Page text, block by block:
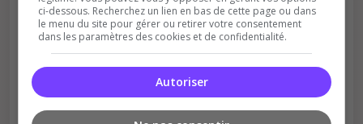
Récompenses possibles
ci-dessous. Recherchez un lien en bas de cette page ou dans
le menu du site pour gérer ou retirer votre consentement
dans les paramètres des cookies et de confidentialité.
Autoriser